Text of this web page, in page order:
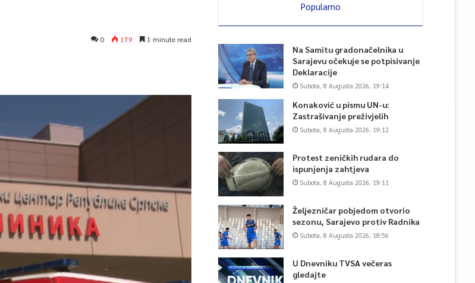
0 179 1 minute read
Popularno
Na Samitu gradonačelnika u
Sarajevu očekuje se potpisivanje
Deklaracije
Subota, 8 Augusta 2026, 19:14
Konaković u pismu UN-u:
Zastrašivanje preživjelih
Subota, 8 Augusta 2026, 19:12
Protest zeničkih rudara do
ispunjenja zahtjeva
Subota, 8 Augusta 2026, 19:11
Željezničar pobjedom otvorio
sezonu, Sarajevo protiv Radnika
Subota, 8 Augusta 2026, 18:56
U Dnevniku TVSA večeras
gledajte